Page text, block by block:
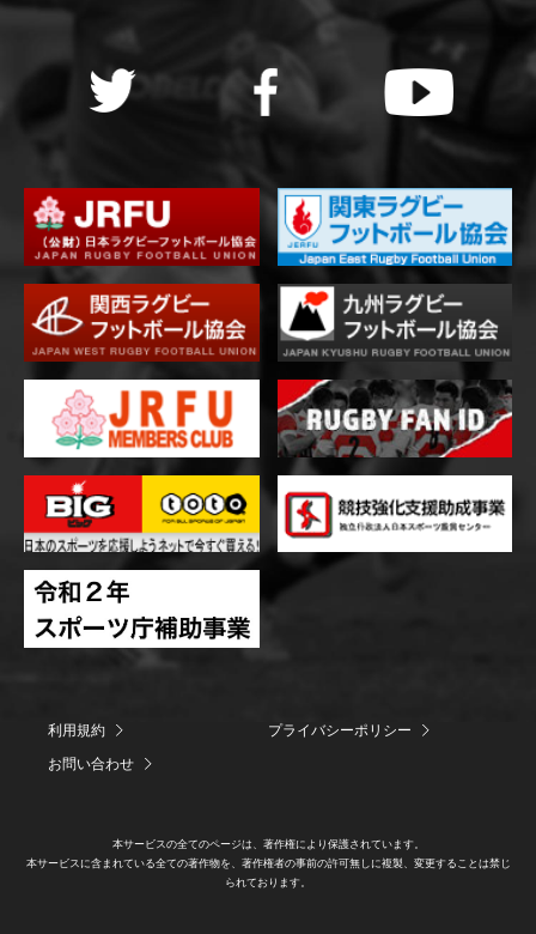
利用規約
プライバシーポリシー
お問い合わせ
本サービスの全てのページは、著作権により保護されています。
本サービスに含まれている全ての著作物を、著作権者の事前の許可無しに複製、変更することは禁じ
られております。